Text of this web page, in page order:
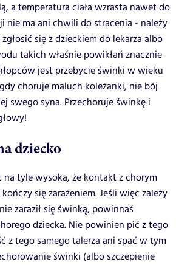
a temperatura ciała wzrasta nawet do
nie ma ani chwili do stracenia - należy
się z dzieckiem do lekarza albo
takich właśnie powikłań znacznie
jest przebycie świnki w wieku
choruje maluch koleżanki, nie bój
swego syna. Przechoruje świnkę i
dziecko
na tyle wysoka, że kontakt z chorym
się zarażeniem. Jeśli więc zależy
zaraził się świnką, powinnaś
dziecka. Nie powinien pić z tego
z tego samego talerza ani spać w tym
świnki (albo szczepienie